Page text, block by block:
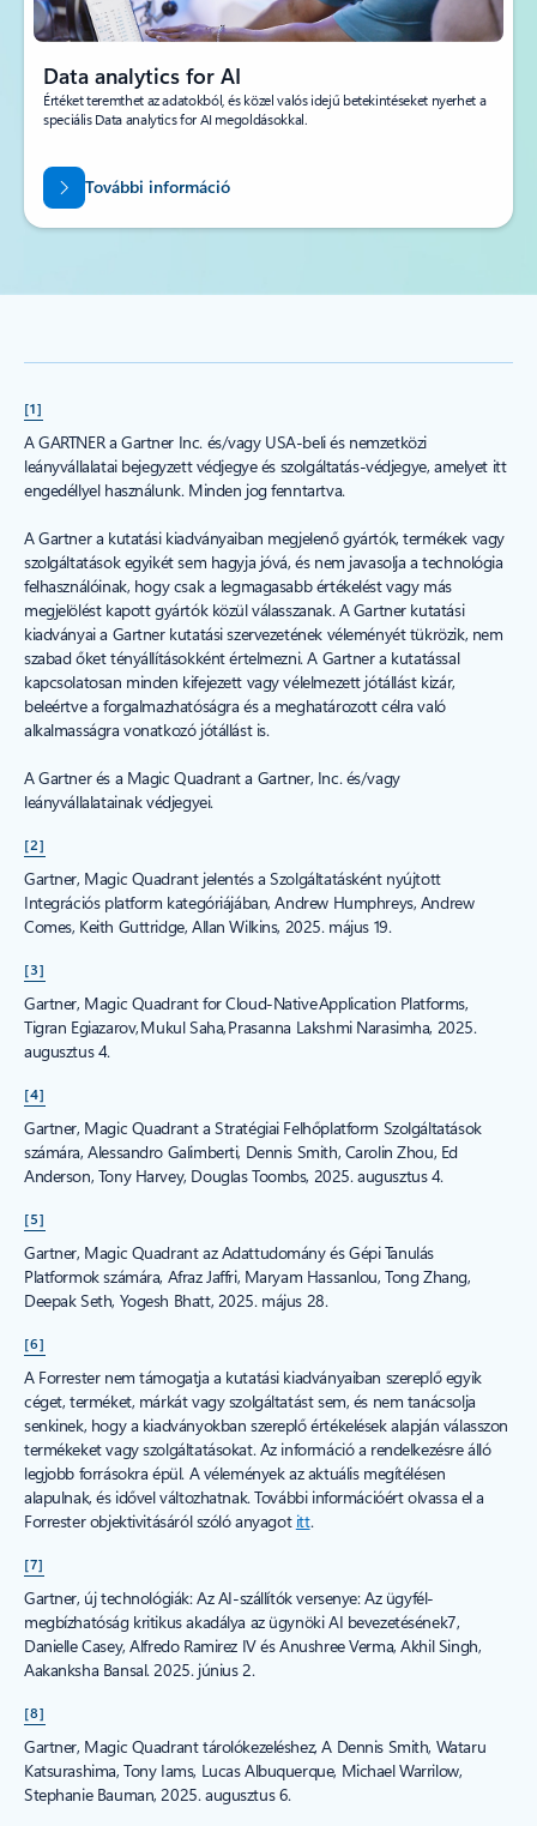
Data analytics for AI
Értéket teremthet az adatokból, és közel valós idejű betekintéseket nyerhet a
speciális Data analytics for AI megoldásokkal.
További információ
[1]
A GARTNER a Gartner Inc. és/vagy USA-beli és nemzetközi
leányvállalatai bejegyzett védjegye és szolgáltatás-védjegye, amelyet itt
engedéllyel használunk. Minden jog fenntartva.
A Gartner a kutatási kiadványaiban megjelenő gyártók, termékek vagy
szolgáltatások egyikét sem hagyja jóvá, és nem javasolja a technológia
felhasználóinak, hogy csak a legmagasabb értékelést vagy más
megjelölést kapott gyártók közül válasszanak. A Gartner kutatási
kiadványai a Gartner kutatási szervezetének véleményét tükrözik, nem
szabad őket tényállításokként értelmezni. A Gartner a kutatással
kapcsolatosan minden kifejezett vagy vélelmezett jótállást kizár,
beleértve a forgalmazhatóságra és a meghatározott célra való
alkalmasságra vonatkozó jótállást is.
A Gartner és a Magic Quadrant a Gartner, Inc. és/vagy
leányvállalatainak védjegyei.
[2]
Gartner, Magic Quadrant jelentés a Szolgáltatásként nyújtott
Integrációs platform kategóriájában, Andrew Humphreys, Andrew
Comes, Keith Guttridge, Allan Wilkins, 2025. május 19.
[3]
Gartner, Magic Quadrant for Cloud-Native Application Platforms,
Tigran Egiazarov, Mukul Saha, Prasanna Lakshmi Narasimha, 2025.
augusztus 4.
[4]
Gartner, Magic Quadrant a Stratégiai Felhőplatform Szolgáltatások
számára, Alessandro Galimberti, Dennis Smith, Carolin Zhou, Ed
Anderson, Tony Harvey, Douglas Toombs, 2025. augusztus 4.
[5]
Gartner, Magic Quadrant az Adattudomány és Gépi Tanulás
Platformok számára, Afraz Jaffri, Maryam Hassanlou, Tong Zhang,
Deepak Seth, Yogesh Bhatt, 2025. május 28.
[6]
A Forrester nem támogatja a kutatási kiadványaiban szereplő egyik
céget, terméket, márkát vagy szolgáltatást sem, és nem tanácsolja
senkinek, hogy a kiadványokban szereplő értékelések alapján válasszon
termékeket vagy szolgáltatásokat. Az információ a rendelkezésre álló
legjobb forrásokra épül. A vélemények az aktuális megítélésen
alapulnak, és idővel változhatnak. További információért olvassa el a
Forrester objektivitásáról szóló anyagot itt.
[7]
Gartner, új technológiák: Az AI-szállítók versenye: Az ügyfél-
megbízhatóság kritikus akadálya az ügynöki AI bevezetésének7,
Danielle Casey, Alfredo Ramirez IV és Anushree Verma, Akhil Singh,
Aakanksha Bansal. 2025. június 2.
[8]
Gartner, Magic Quadrant tárolókezeléshez, A Dennis Smith, Wataru
Katsurashima, Tony Iams, Lucas Albuquerque, Michael Warrilow,
Stephanie Bauman, 2025. augusztus 6.